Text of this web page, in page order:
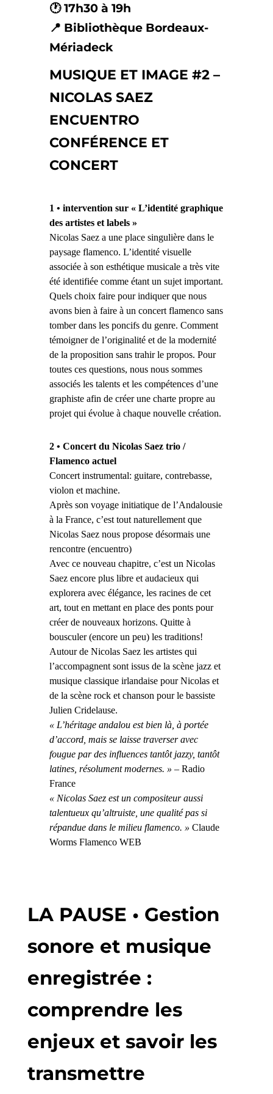
🕐 17h30 à 19h
📍 Bibliothèque Bordeaux-
Mériadeck
MUSIQUE ET IMAGE #2 –
NICOLAS SAEZ
ENCUENTRO
CONFÉRENCE ET
CONCERT
1 • intervention sur « L’identité graphique
des artistes et labels »
Nicolas Saez a une place singulière dans le
paysage flamenco. L’identité visuelle
associée à son esthétique musicale a très vite
été identifiée comme étant un sujet important.
Quels choix faire pour indiquer que nous
avons bien à faire à un concert flamenco sans
tomber dans les poncifs du genre. Comment
témoigner de l’originalité et de la modernité
de la proposition sans trahir le propos. Pour
toutes ces questions, nous nous sommes
associés les talents et les compétences d’une
graphiste afin de créer une charte propre au
projet qui évolue à chaque nouvelle création.
2 • Concert du Nicolas Saez trio /
Flamenco actuel
Concert instrumental: guitare, contrebasse,
violon et machine.
Après son voyage initiatique de l’Andalousie
à la France, c’est tout naturellement que
Nicolas Saez nous propose désormais une
rencontre (encuentro)
Avec ce nouveau chapitre, c’est un Nicolas
Saez encore plus libre et audacieux qui
explorera avec élégance, les racines de cet
art, tout en mettant en place des ponts pour
créer de nouveaux horizons. Quitte à
bousculer (encore un peu) les traditions!
Autour de Nicolas Saez les artistes qui
l’accompagnent sont issus de la scène jazz et
musique classique irlandaise pour Nicolas et
de la scène rock et chanson pour le bassiste
Julien Cridelause.
« L’héritage andalou est bien là, à portée
d’accord, mais se laisse traverser avec
fougue par des influences tantôt jazzy, tantôt
latines, résolument modernes. » – Radio
France
« Nicolas Saez est un compositeur aussi
talentueux qu’altruiste, une qualité pas si
répandue dans le milieu flamenco. » Claude
Worms Flamenco WEB
LA PAUSE • Gestion
sonore et musique
enregistrée :
comprendre les
enjeux et savoir les
transmettre